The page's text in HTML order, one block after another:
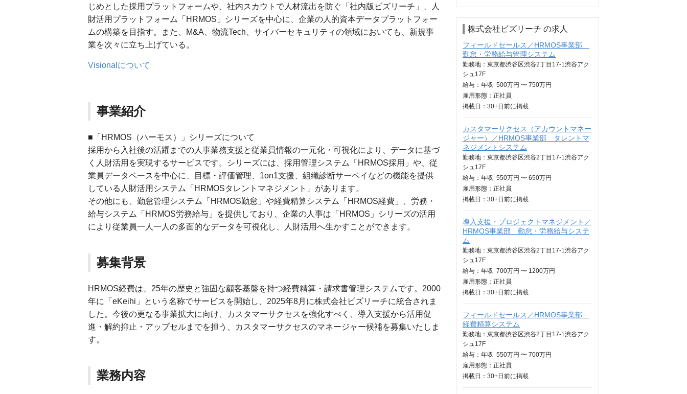
じめとした採用プラットフォームや、社内スカウトで人材流出を防ぐ「社内版ビズリーチ」、人
財活用プラットフォーム「HRMOS」シリーズを中心に、企業の人的資本データプラットフォー
ムの構築を目指す。また、M&A、物流Tech、サイバーセキュリティの領域においても、新規事
業を次々に立ち上げている。
Visionalについて
事業紹介
■「HRMOS（ハーモス）」シリーズについて
採用から入社後の活躍までの人事業務支援と従業員情報の一元化・可視化により、データに基づ
く人財活用を実現するサービスです。シリーズには、採用管理システム「HRMOS採用」や、従
業員データベースを中心に、目標・評価管理、1on1支援、組織診断サーベイなどの機能を提供
している人財活用システム「HRMOSタレントマネジメント」があります。
その他にも、勤怠管理システム「HRMOS勤怠」や経費精算システム「HRMOS経費」、労務・
給与システム「HRMOS労務給与」を提供しており、企業の人事は「HRMOS」シリーズの活用
により従業員一人一人の多面的なデータを可視化し、人財活用へ生かすことができます。
募集背景
HRMOS経費は、25年の歴史と強固な顧客基盤を持つ経費精算・請求書管理システムです。2000
年に「eKeihi」という名称でサービスを開始し、2025年8月に株式会社ビズリーチに統合されま
した。今後の更なる事業拡大に向け、カスタマーサクセスを強化すべく、導入支援から活用促
進・解約抑止・アップセルまでを担う、カスタマーサクセスのマネージャー候補を募集いたしま
す。
業務内容
株式会社ビズリーチ の求人
フィールドセールス／HRMOS事業部
勤怠・労務給与管理システム
勤務地：東京都渋谷区渋谷2丁目17-1渋谷アク
シュ17F
給与： 年収 500万円 〜 750万円
雇用形態：正社員
掲載日： 30+日 前に掲載
カスタマーサクセス（アカウントマネー
ジャー）／HRMOS事業部 タレントマ
ネジメントシステム
勤務地：東京都渋谷区渋谷2丁目17-1渋谷アク
シュ17F
給与： 年収 550万円 〜 650万円
雇用形態：正社員
掲載日： 30+日 前に掲載
導入支援・プロジェクトマネジメント／
HRMOS事業部 勤怠・労務給与システ
ム
勤務地：東京都渋谷区渋谷2丁目17-1渋谷アク
シュ17F
給与： 年収 700万円 〜 1200万円
雇用形態：正社員
掲載日： 30+日 前に掲載
フィールドセールス／HRMOS事業部
経費精算システム
勤務地：東京都渋谷区渋谷2丁目17-1渋谷アク
シュ17F
給与： 年収 550万円 〜 700万円
雇用形態：正社員
掲載日： 30+日 前に掲載